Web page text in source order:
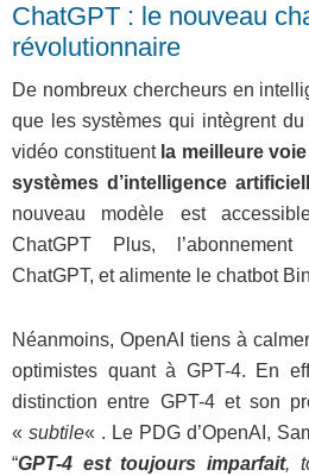
ChatGPT : le nouveau
révolutionnaire
De nombreux chercheurs en
que les systèmes qui intègrent
vidéo constituent la meilleure
systèmes d’intelligence
nouveau modèle est
ChatGPT Plus,
ChatGPT, et alimente le chatbot
Néanmoins, OpenAI tiens à
optimistes quant à GPT-4. En
distinction entre GPT-4 et son
« subtile« . Le PDG d’OpenAI,
“GPT-4 est toujours imparfait,